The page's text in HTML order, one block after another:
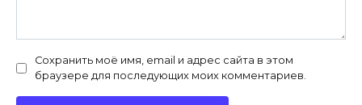
Сохранить моё имя, email и адрес сайта в этом
браузере для последующих моих комментариев.